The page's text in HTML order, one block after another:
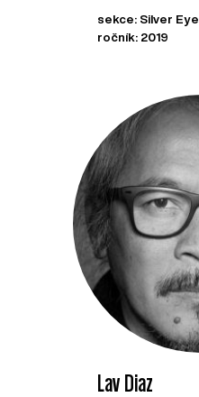
sekce: Silver Eye
ročník: 2019
Lav Diaz